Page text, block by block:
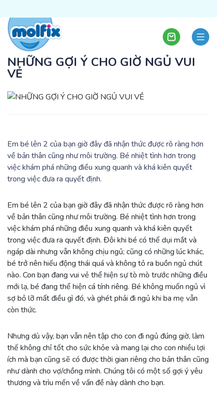
NHỮNG GỢI Ý CHO GIỜ NGỦ VUI
VẺ
Em bé lên 2 của bạn giờ đây đã nhận thức được rõ ràng hơn
về bản thân cũng như môi trường. Bé nhiệt tình hơn trong
việc khám phá những điều xung quanh và khá kiên quyết
trong việc đưa ra quyết định.
Em bé lên 2 của bạn giờ đây đã nhận thức được rõ ràng hơn
về bản thân cũng như môi trường. Bé nhiệt tình hơn trong
việc khám phá những điều xung quanh và khá kiên quyết
trong việc đưa ra quyết định. Đôi khi bé có thể dụi mắt và
ngáp dài nhưng vẫn không chịu ngủ; cũng có những lúc khác,
bé trở nên hiếu động thái quá và không tỏ ra buồn ngủ chút
nào. Con bạn đang vui vẻ thể hiện sự tò mò trước những điều
mới lạ, bé đang thể hiện cá tính riêng. Bé không muốn ngủ vì
sợ bỏ lỡ mất điều gì đó, và ghét phải đi ngủ khi ba mẹ vẫn
còn thức.
Nhưng dù vậy, bạn vẫn nên tập cho con đi ngủ đúng giờ, làm
thế không chỉ tốt cho sức khỏe và mang lại cho con nhiều lợi
ích mà bạn cũng sẽ có được thời gian riêng cho bản thân cũng
như dành cho vợ/chồng mình. Chúng tôi có một số gợi ý yêu
thương và trìu mến về vấn đề này dành cho bạn.